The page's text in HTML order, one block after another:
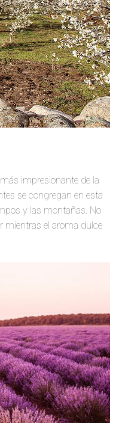
impresionante de la
se congregan en esta
y las montañas. No
mientras el aroma dulce